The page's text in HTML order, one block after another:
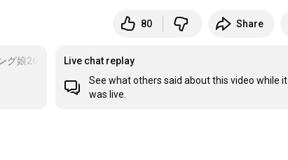
80 Share
グ娘26
#helloproject
Live chat replay
See what others said about this video while it
was live.